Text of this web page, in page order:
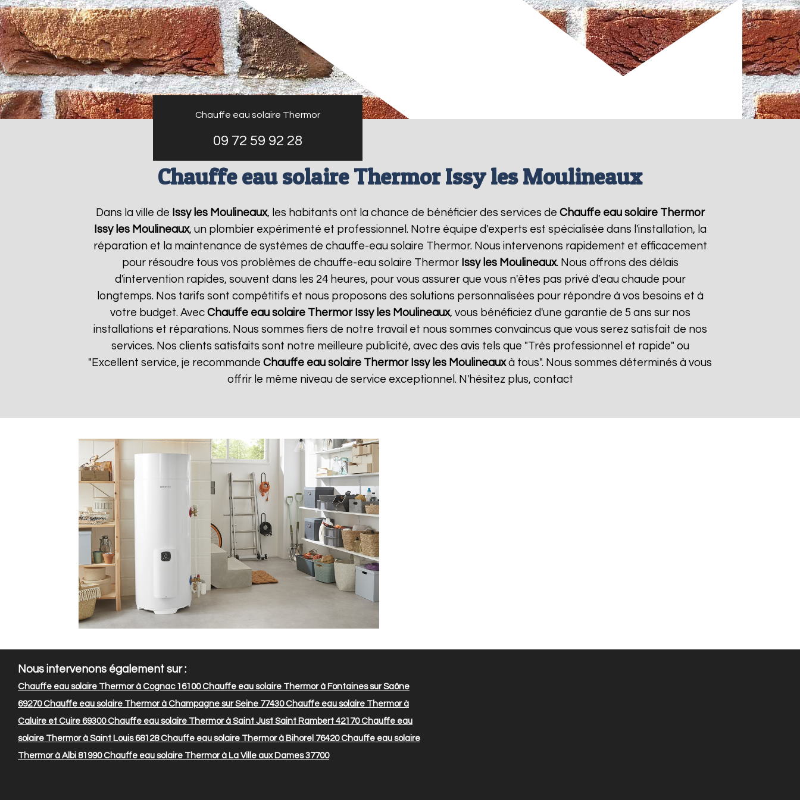
Chauffe eau solaire Thermor
09 72 59 92 28
Chauffe eau solaire Thermor Issy les Moulineaux
Dans la ville de Issy les Moulineaux, les habitants ont la chance de bénéficier des services de Chauffe eau solaire Thermor
Issy les Moulineaux, un plombier expérimenté et professionnel. Notre équipe d'experts est spécialisée dans l'installation, la
réparation et la maintenance de systèmes de chauffe-eau solaire Thermor. Nous intervenons rapidement et efficacement
pour résoudre tous vos problèmes de chauffe-eau solaire Thermor Issy les Moulineaux. Nous offrons des délais
d'intervention rapides, souvent dans les 24 heures, pour vous assurer que vous n'êtes pas privé d'eau chaude pour
longtemps. Nos tarifs sont compétitifs et nous proposons des solutions personnalisées pour répondre à vos besoins et à
votre budget. Avec Chauffe eau solaire Thermor Issy les Moulineaux, vous bénéficiez d'une garantie de 5 ans sur nos
installations et réparations. Nous sommes fiers de notre travail et nous sommes convaincus que vous serez satisfait de nos
services. Nos clients satisfaits sont notre meilleure publicité, avec des avis tels que "Très professionnel et rapide" ou
"Excellent service, je recommande Chauffe eau solaire Thermor Issy les Moulineauxà tous". Nous sommes déterminés à vous
offrir le même niveau de service exceptionnel. N'hésitez plus, contact
Nous intervenons également sur :
Chauffe eau solaire Thermor à Cognac 16100Chauffe eau solaire Thermor à Fontaines sur Saône
69270Chauffe eau solaire Thermor à Champagne sur Seine 77430Chauffe eau solaire Thermor à
Caluire et Cuire 69300Chauffe eau solaire Thermor à Saint Just Saint Rambert 42170Chauffe eau
solaire Thermor à Saint Louis 68128Chauffe eau solaire Thermor à Bihorel 76420Chauffe eau solaire
Thermor à Albi 81990Chauffe eau solaire Thermor à La Ville aux Dames 37700